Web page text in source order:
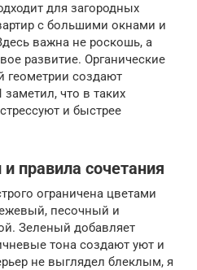
для загородных
с большими окнами и
важна не роскошь, а
развитие. Органические
геометрии создают
что в таких
и быстрее
правила сочетания
ограничена цветами
песочный и
Зеленый добавляет
тона создают уют и
не выглядел блеклым, я